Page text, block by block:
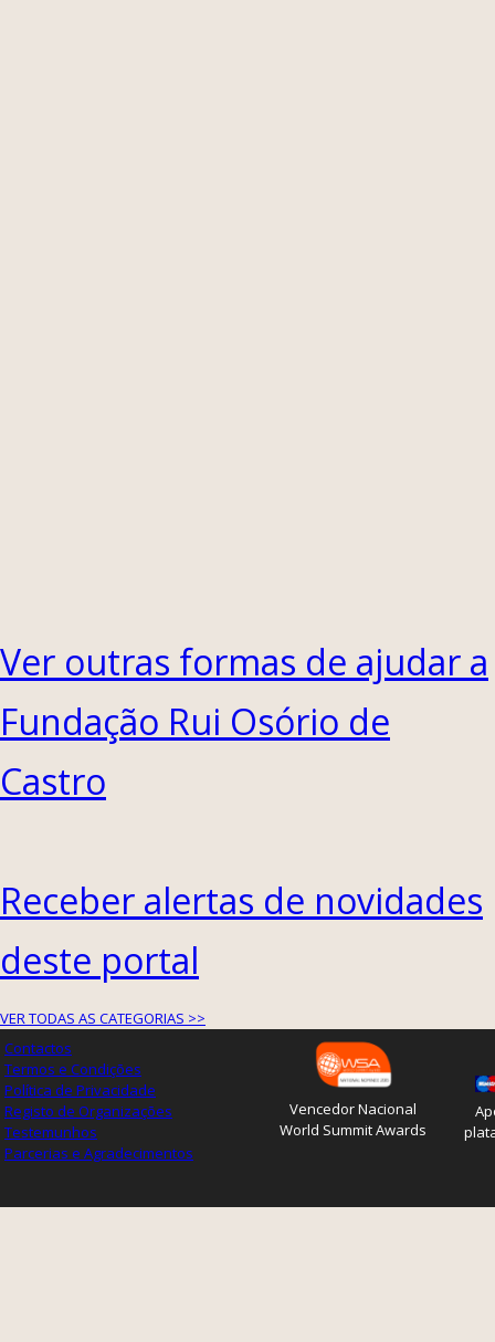
Ver outras formas de ajudar a
Fundação Rui Osório de
Castro
Receber alertas de novidades
deste portal
VER TODAS AS CATEGORIAS >>
Contactos
Termos e Condições
Política de Privacidade
Registo de Organizações
Testemunhos
Parcerias e Agradecimentos
Vencedor Nacional
World Summit Awards